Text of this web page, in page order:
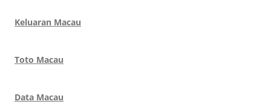
Keluaran Macau
Toto Macau
Data Macau